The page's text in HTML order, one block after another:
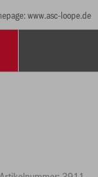
www.asc-loope.de